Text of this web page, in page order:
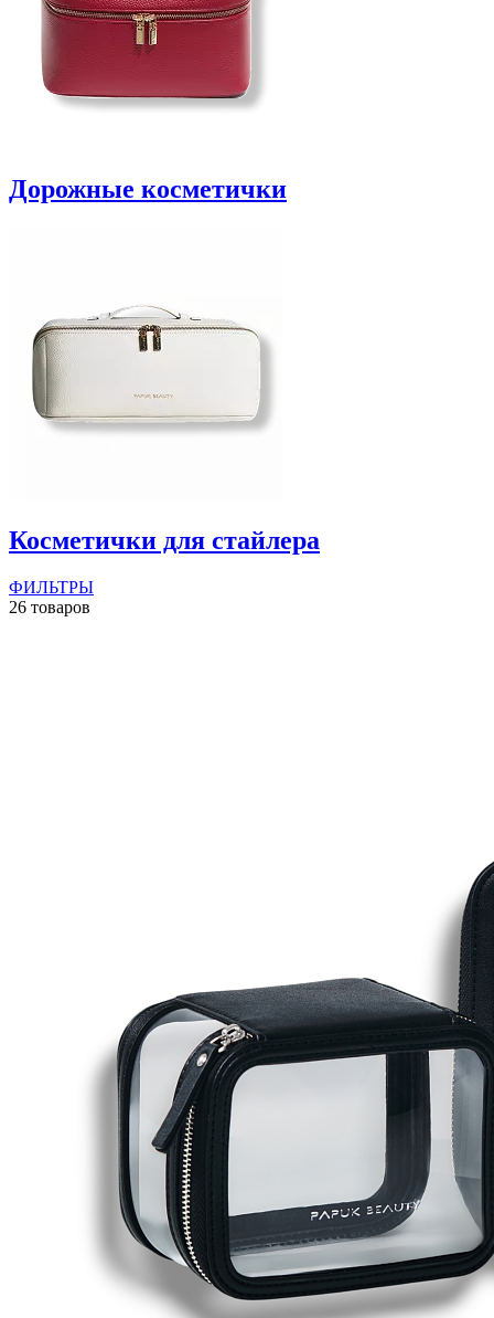
Дорожные косметички
Косметички для стайлера
ФИЛЬТРЫ
26 товаров